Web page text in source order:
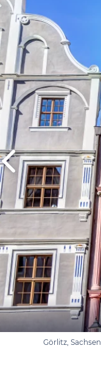
Görlitz, Sachsen